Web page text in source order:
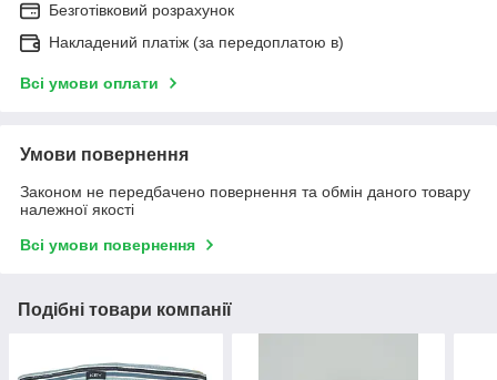
Безготівковий розрахунок
Накладений платіж (за передоплатою в)
Всі умови оплати
Умови повернення
Законом не передбачено повернення та обмін даного товару
належної якості
Всі умови повернення
Подібні товари компанії